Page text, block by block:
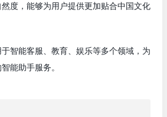
度，能够为用户提供更加贴合中国文化
智能客服、教育、娱乐等多个领域，为
能助手服务。